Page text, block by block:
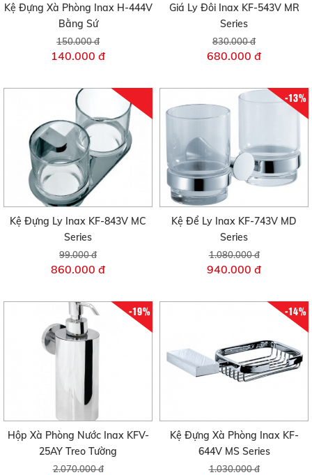
Kệ Đựng Xà Phòng Inax H-444V
Bằng Sứ
150.000 đ
140.000 đ
Giá Ly Đôi Inax KF-543V MR
Series
830.000 đ
680.000 đ
Kệ Đựng Ly Inax KF-843V MC
Series
99.000 đ
860.000 đ
-13%
Kệ Để Ly Inax KF-743V MD
Series
1.080.000 đ
940.000 đ
-19%
Hộp Xà Phòng Nước Inax KFV-
25AY Treo Tường
2.070.000 đ
-14%
Kệ Đựng Xà Phòng Inax KF-
644V MS Series
1.030.000 đ